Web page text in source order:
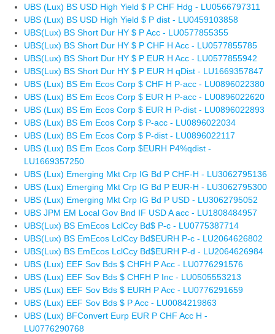
UBS (Lux) BS USD High Yield $ P CHF Hdg - LU0566797311
UBS (Lux) BS USD High Yield $ P dist - LU0459103858
UBS(Lux) BS Short Dur HY $ P Acc - LU0577855355
UBS(Lux) BS Short Dur HY $ P CHF H Acc - LU0577855785
UBS(Lux) BS Short Dur HY $ P EUR H Acc - LU0577855942
UBS(Lux) BS Short Dur HY $ P EUR H qDist - LU1669357847
UBS (Lux) BS Em Ecos Corp $ CHF H P-acc - LU0896022380
UBS (Lux) BS Em Ecos Corp $ EUR H P-acc - LU0896022620
UBS (Lux) BS Em Ecos Corp $ EUR H P-dist - LU0896022893
UBS (Lux) BS Em Ecos Corp $ P-acc - LU0896022034
UBS (Lux) BS Em Ecos Corp $ P-dist - LU0896022117
UBS (Lux) BS Em Ecos Corp $EURH P4%qdist -
LU1669357250
UBS (Lux) Emerging Mkt Crp IG Bd P CHF-H - LU3062795136
UBS (Lux) Emerging Mkt Crp IG Bd P EUR-H - LU3062795300
UBS (Lux) Emerging Mkt Crp IG Bd P USD - LU3062795052
UBS JPM EM Local Gov Bnd IF USD A acc - LU1808484957
UBS(Lux) BS EmEcos LclCcy Bd$ P-c - LU0775387714
UBS(Lux) BS EmEcos LclCcy Bd$EURH P-c - LU2064626802
UBS(Lux) BS EmEcos LclCcy Bd$EURH P-d - LU2064626984
UBS (Lux) EEF Sov Bds $ CHFH P Acc - LU0776291576
UBS (Lux) EEF Sov Bds $ CHFH P Inc - LU0505553213
UBS (Lux) EEF Sov Bds $ EURH P Acc - LU0776291659
UBS (Lux) EEF Sov Bds $ P Acc - LU0084219863
UBS (Lux) BFConvert Eurp EUR P CHF Acc H -
LU0776290768